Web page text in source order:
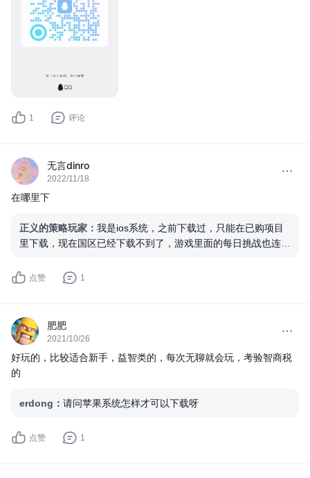
1 评论
无言dinro
2022/11/18
在哪里下
正义的策略玩家 ： 我是ios系统，之前下载过，只能在已购项目
里下载，现在国区已经下载不到了，游戏里面的每日挑战也连不
点赞 1
肥肥
2021/10/26
好玩的，比较适合新手，益智类的，每次无聊就会玩，考验智商税
的
erdong ： 请问苹果系统怎样才可以下载呀
点赞 1